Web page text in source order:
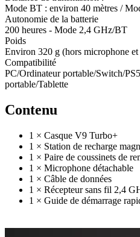
Mode BT : environ 40 mètres /
Autonomie de la batterie
200 heures - Mode 2,4 GHz/BT
Poids
Environ 320 g (hors microphone et
Compatibilité
PC/Ordinateur portable/Switch/
portable/Tablette
Contenu
1 × Casque V9 Turbo+
1 × Station de recharge
1 × Paire de coussinets de
1 × Microphone détachable
1 × Câble de données
1 × Récepteur sans fil 2,4
1 × Guide de démarrage